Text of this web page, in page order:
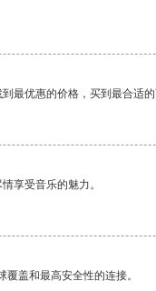
最优惠的价格，买到最合适
享受音乐的魅力。
盖和最高安全性的连接。